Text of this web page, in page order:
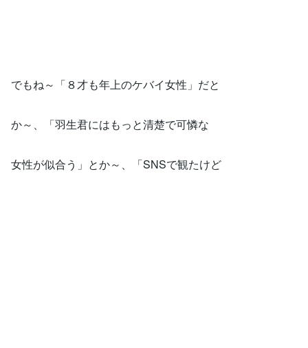
でもね～「８才も年上のケバイ女性」だと
か～、「羽生君にはもっと清楚で可憐な
女性が似合う」とか～、「SNSで観たけど